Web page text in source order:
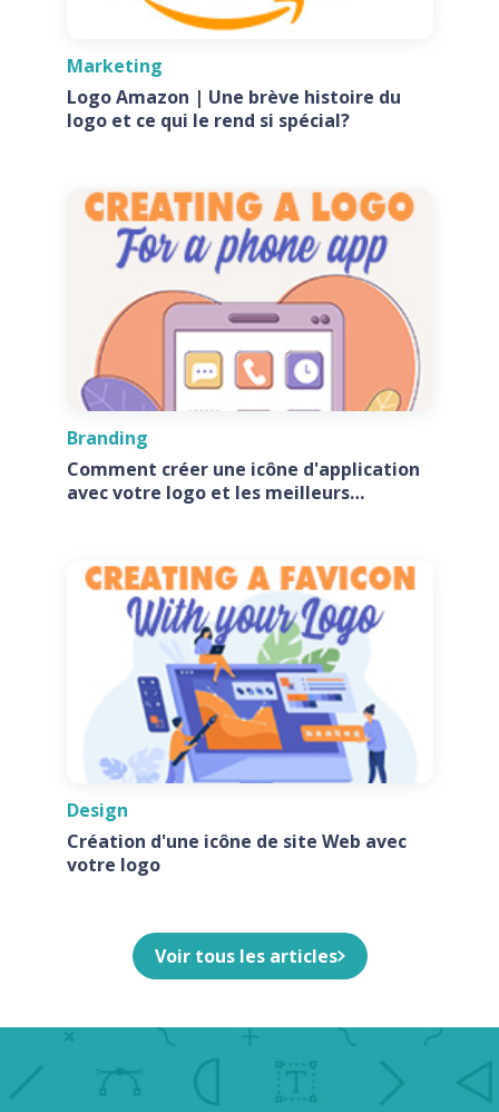
Marketing
Logo Amazon | Une brève histoire du
logo et ce qui le rend si spécial?
Branding
Comment créer une icône d'application
avec votre logo et les meilleurs
Design
Création d'une icône de site Web avec
votre logo
Voir tous les articles